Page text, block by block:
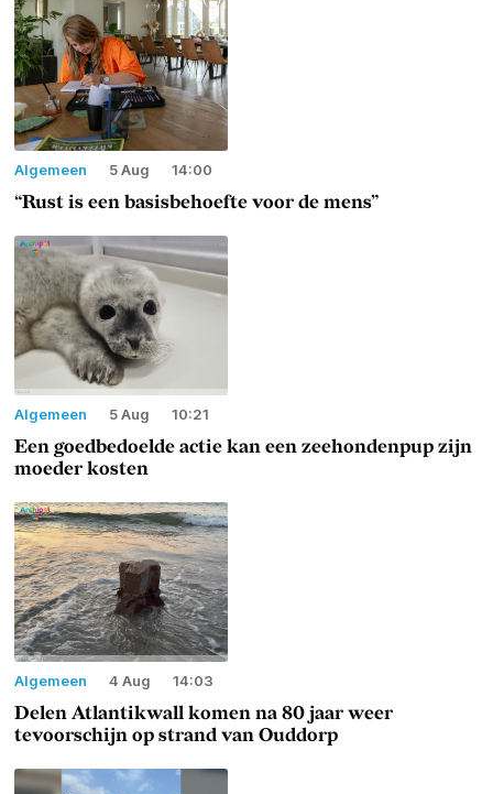
Algemeen 5 Aug 14:00
“Rust is een basisbehoefte voor de mens”
Algemeen 5 Aug 10:21
Een goedbedoelde actie kan een zeehondenpup zijn
moeder kosten
Algemeen 4 Aug 14:03
Delen Atlantikwall komen na 80 jaar weer
tevoorschijn op strand van Ouddorp